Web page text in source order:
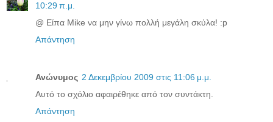
10:29 π.μ.
@ Είπα Mike να μην γίνω πολλή μεγάλη σκύλα! :p
Απάντηση
Ανώνυμος 2 Δεκεμβρίου 2009 στις 11:06 μ.μ.
Αυτό το σχόλιο αφαιρέθηκε από τον συντάκτη.
Απάντηση